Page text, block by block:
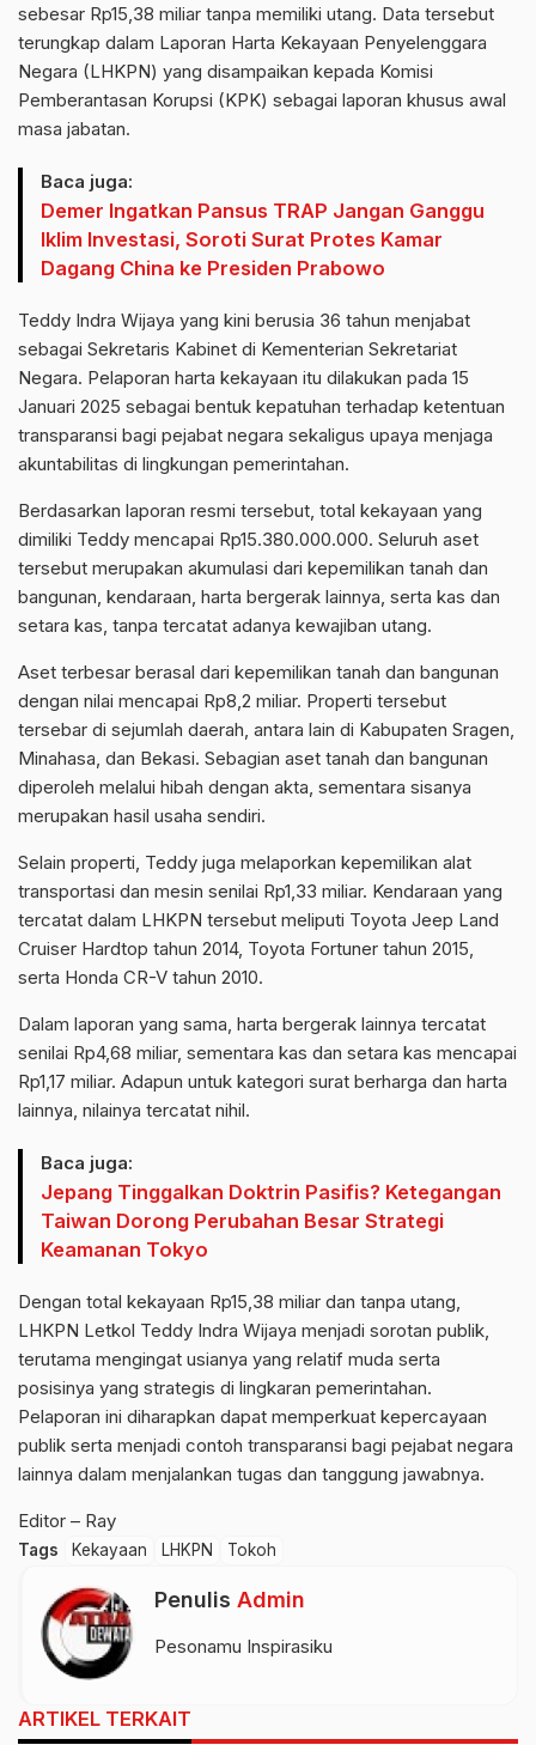
sebesar Rp15,38 miliar tanpa memiliki utang. Data tersebut
terungkap dalam Laporan Harta Kekayaan Penyelenggara
Negara (LHKPN) yang disampaikan kepada Komisi
Pemberantasan Korupsi (KPK) sebagai laporan khusus awal
masa jabatan.
Baca juga:
Demer Ingatkan Pansus TRAP Jangan Ganggu
Iklim Investasi, Soroti Surat Protes Kamar
Dagang China ke Presiden Prabowo
Teddy Indra Wijaya yang kini berusia 36 tahun menjabat
sebagai Sekretaris Kabinet di Kementerian Sekretariat
Negara. Pelaporan harta kekayaan itu dilakukan pada 15
Januari 2025 sebagai bentuk kepatuhan terhadap ketentuan
transparansi bagi pejabat negara sekaligus upaya menjaga
akuntabilitas di lingkungan pemerintahan.
Berdasarkan laporan resmi tersebut, total kekayaan yang
dimiliki Teddy mencapai Rp15.380.000.000. Seluruh aset
tersebut merupakan akumulasi dari kepemilikan tanah dan
bangunan, kendaraan, harta bergerak lainnya, serta kas dan
setara kas, tanpa tercatat adanya kewajiban utang.
Aset terbesar berasal dari kepemilikan tanah dan bangunan
dengan nilai mencapai Rp8,2 miliar. Properti tersebut
tersebar di sejumlah daerah, antara lain di Kabupaten Sragen,
Minahasa, dan Bekasi. Sebagian aset tanah dan bangunan
diperoleh melalui hibah dengan akta, sementara sisanya
merupakan hasil usaha sendiri.
Selain properti, Teddy juga melaporkan kepemilikan alat
transportasi dan mesin senilai Rp1,33 miliar. Kendaraan yang
tercatat dalam LHKPN tersebut meliputi Toyota Jeep Land
Cruiser Hardtop tahun 2014, Toyota Fortuner tahun 2015,
serta Honda CR-V tahun 2010.
Dalam laporan yang sama, harta bergerak lainnya tercatat
senilai Rp4,68 miliar, sementara kas dan setara kas mencapai
Rp1,17 miliar. Adapun untuk kategori surat berharga dan harta
lainnya, nilainya tercatat nihil.
Baca juga:
Jepang Tinggalkan Doktrin Pasifis? Ketegangan
Taiwan Dorong Perubahan Besar Strategi
Keamanan Tokyo
Dengan total kekayaan Rp15,38 miliar dan tanpa utang,
LHKPN Letkol Teddy Indra Wijaya menjadi sorotan publik,
terutama mengingat usianya yang relatif muda serta
posisinya yang strategis di lingkaran pemerintahan.
Pelaporan ini diharapkan dapat memperkuat kepercayaan
publik serta menjadi contoh transparansi bagi pejabat negara
lainnya dalam menjalankan tugas dan tanggung jawabnya.
Editor – Ray
Tags Kekayaan LHKPN Tokoh
Penulis Admin
Pesonamu Inspirasiku
ARTIKEL TERKAIT